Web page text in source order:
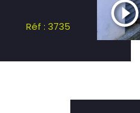
Réf : 3735